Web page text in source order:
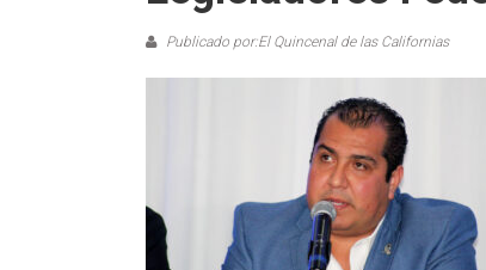
Publicado por:El Quincenal de las Californias